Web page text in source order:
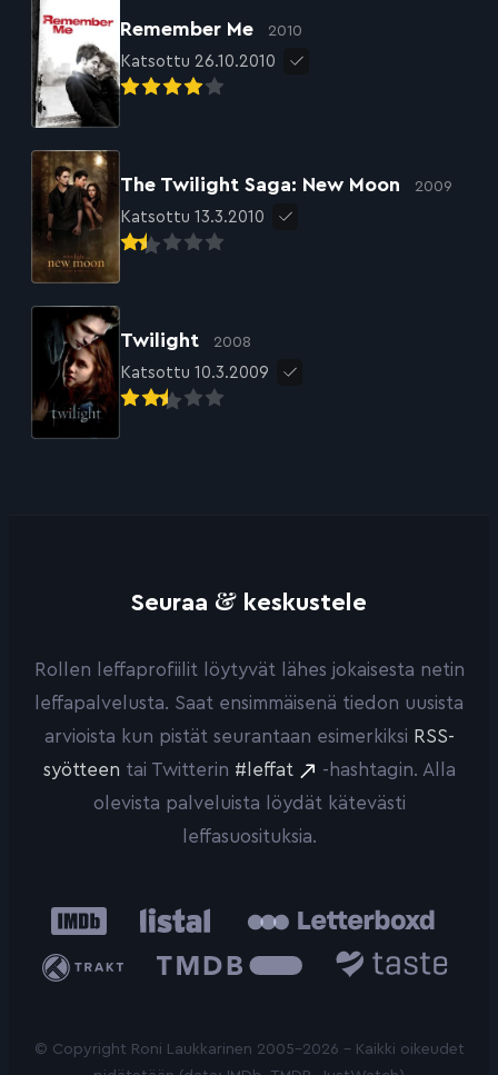
Remember Me 2010
Katsottu 26.10.2010
The Twilight Saga: New Moon 2009
Katsottu 13.3.2010
Twilight 2008
Katsottu 10.3.2009
Seuraa & keskustele
Rollen leffaprofiilit löytyvät lähes jokaisesta netin
leffapalvelusta. Saat ensimmäisenä tiedon uusista
arvioista kun pistät seurantaan esimerkiksi RSS-
syötteen tai Twitterin #leffat
-hashtagin. Alla
olevista palveluista löydät kätevästi
leffasuosituksia.
IMDb Listal
Trakt
Database
© Copyright Roni Laukkarinen 2005-2026 - Kaikki oikeudet